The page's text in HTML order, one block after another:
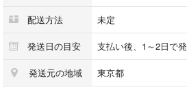
（外観の傷や汚れは主観によるもので個人差
【注意事項】
・一度人の手に渡った中古品ですので神経
い。
・あくまで当方主観です（簡易チェックの
配送方法 未定
発送日の目安 支払い後、1～2日で
発送元の地域 東京都